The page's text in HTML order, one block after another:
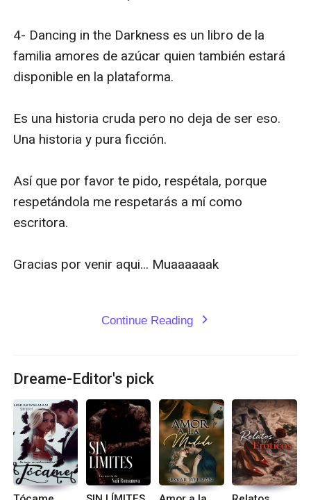
4- Dancing in the Darkness es un libro de la
familia amores de azúcar quien también estará
disponible en la plataforma.
Es una historia cruda pero no deja de ser eso.
Una historia y pura ficción.
Así que por favor te pido, respétala, porque
respetándola me respetarás a mí como
escritora.
Gracias por venir aqui... Muaaaaaak
Continue Reading expand_more
Dreame-Editor's pick